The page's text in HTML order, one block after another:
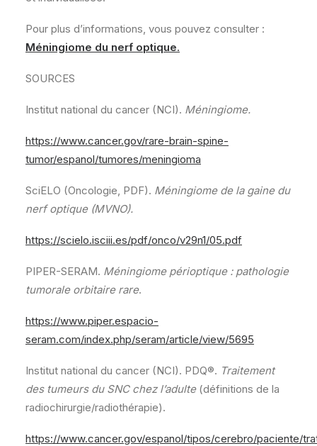
Pour plus d’informations, vous pouvez consulter :
Méningiome du nerf optique.
SOURCES
Institut national du cancer (NCI). Méningiome.
https://www.cancer.gov/rare-brain-spine-
tumor/espanol/tumores/meningioma
SciELO (Oncologie, PDF). Méningiome de la gaine du
nerf optique (MVNO).
https://scielo.isciii.es/pdf/onco/v29n1/05.pdf
PIPER-SERAM. Méningiome périoptique : pathologie
tumorale orbitaire rare.
https://www.piper.espacio-
seram.com/index.php/seram/article/view/5695
Institut national du cancer (NCI). PDQ®. Traitement
des tumeurs du SNC chez l’adulte(définitions de la
radiochirurgie/radiothérapie).
https://www.cancer.gov/espanol/tipos/cerebro/paciente/